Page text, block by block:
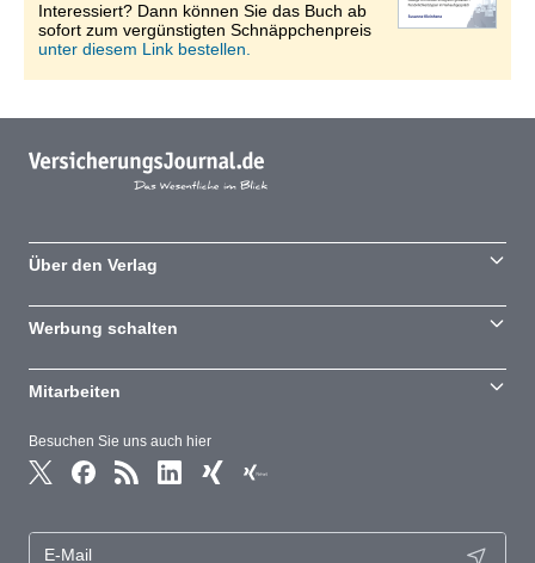
Interessiert? Dann können Sie das Buch ab
sofort zum vergünstigten Schnäppchenpreis
unter diesem Link bestellen.
Besuchen Sie uns auch hier
Über den Verlag
Werbung schalten
Mitarbeiten